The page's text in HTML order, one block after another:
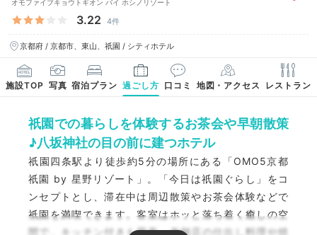
オモファイブキョウトギオン バイ ホシノリゾート
3.22 4件
京都府 / 京都市、東山、祇園 / シティホテル
施設TOP 写真 宿泊プラン 過ごし方 口コミ 地図・アクセス レストラン
祇園での暮らしを体験するお茶会や早朝散策
♪八坂神社の目の前に建つホテル
祇園四条駅より徒歩約5分の場所にある「OMO5京都
祇園 by 星野リゾート」。「今日は祇園ぐらし」をコ
ンセプトとし、滞在中は周辺散策やお茶会体験などで
祇園を満喫できます。客室はホッと落ち着く癒しの空
間で、キッチン付きも用意。老舗店の仕出し料理や焼